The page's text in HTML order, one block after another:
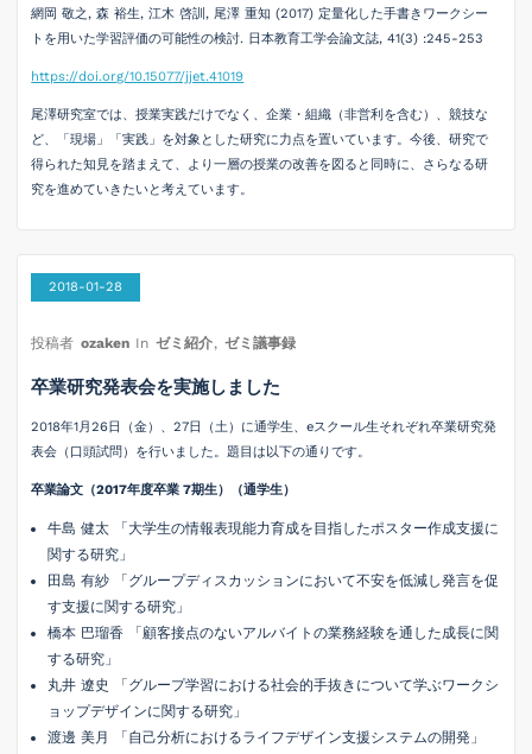
網岡 敬之, 森 裕生, 江木 啓訓, 尾澤 重知 (2017) 定量化した手書きワークシー
トを用いた学習評価の可能性の検討. 日本教育工学会論文誌, 41(3) :245-253
https://doi.org/10.15077/jjet.41019
尾澤研究室では、授業実践だけでなく、企業・組織（非営利を含む）、競技な
ど、「現場」「実践」を対象とした研究に力点を置いています。今後、研究で
得られた知見を踏まえて、より一層の授業の改善を図ると同時に、さらなる研
究を進めていきたいと考えています。
2018-01-28
投稿者 ozaken In ゼミ紹介, ゼミ議事録
卒業研究発表会を実施しました
2018年1月26日（金）、27日（土）に通学生、eスクール生それぞれ卒業研究発
表会（口頭試問）を行いました。題目は以下の通りです。
卒業論文（2017年度卒業 7期生）（通学生）
牛島 健太 「大学生の情報表現能力育成を目指したポスター作成支援に
関する研究」
田島 有紗 「グループディスカッションにおいて不安を低減し発言を促
す支援に関する研究」
橋本 巴瑠香 「顧客接点のないアルバイトの業務経験を通した成長に関
する研究」
丸井 遼史 「グループ学習における社会的手抜きについて学ぶワークシ
ョップデザインに関する研究」
渡邊 美月 「自己分析におけるライフデザイン支援システムの開発」